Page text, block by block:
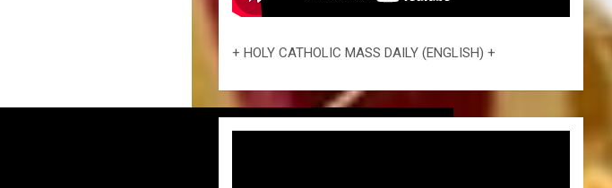
+ HOLY CATHOLIC MASS DAILY (ENGLISH) +